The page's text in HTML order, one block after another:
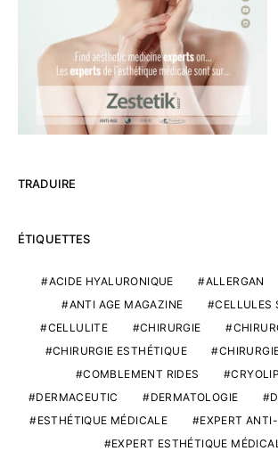
TRADUIRE
ÉTIQUETTES
ACIDE HYALURONIQUE ALLERGAN
ANTI AGE MAGAZINE
CELLULES
CELLULITE
CHIRURGIE
CHIRURGIE ESTHÉTIQUE
COMBLEMENT RIDES
DERMACEUTIC
DERMATOLOGIE
ESTHÉTIQUE MÉDICALE
EXPERT
EXPERT ESTHÉTIQUE